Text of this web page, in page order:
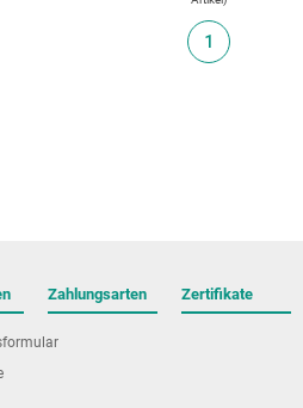
1
Zahlungsarten Zertifikate